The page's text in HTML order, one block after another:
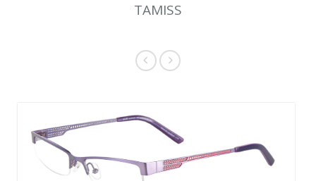
TAMISS